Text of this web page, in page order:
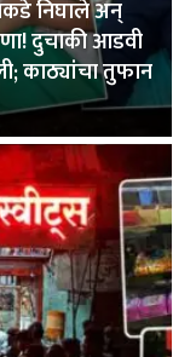
निघाले अन्
दुचाकी आडवी
काठ्यांचा तुफान